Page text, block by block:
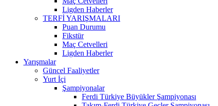
Ligden Haberler
TERFİ YARIŞMALARI
Puan Durumu
Fikstür
Maç Cetvelleri
Ligden Haberler
Yarışmalar
Güncel Faaliyetler
Yurt İçi
Şampiyonalar
Ferdi Türkiye Büyükler Şampiyonası